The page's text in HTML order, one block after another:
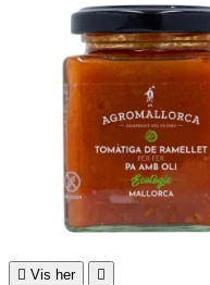
 Vis her 